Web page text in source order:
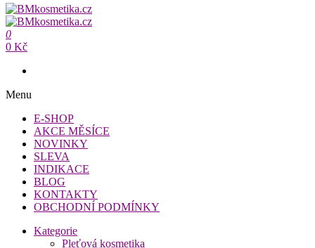
Přeskočit
na
obsah
BMkosmetika.cz
BMkosmetika.cz
0
0 Kč
Menu
E-SHOP
AKCE MĚSÍCE
NOVINKY
SLEVA
INDIKACE
BLOG
KONTAKTY
OBCHODNÍ PODMÍNKY
Kategorie
Pleťová kosmetika